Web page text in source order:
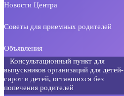
Новости Центра
Советы для приемных родителей
Объявления
Консультационный пункт для
выпускников организаций для детей-
сирот и детей, оставшихся без
попечения родителей